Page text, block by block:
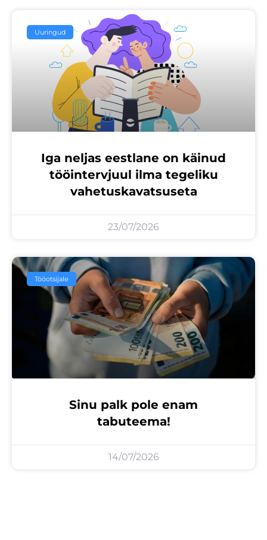
Uuringud
Iga neljas eestlane on käinud
tööintervjuul ilma tegeliku
vahetuskavatsuseta
23/07/2026
Tööotsijale
Sinu palk pole enam
tabuteema!
14/07/2026